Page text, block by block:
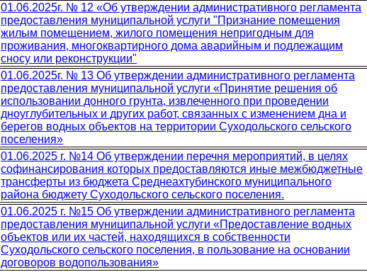
01.06.2025г. № 12 «Об утверждении административного регламента
предоставления муниципальной услуги "Признание помещения
жилым помещением, жилого помещения непригодным для
проживания, многоквартирного дома аварийным и подлежащим
сносу или реконструкции"
01.06.2025г. № 13 Об утверждении административного регламента
предоставления муниципальной услуги «Принятие решения об
использовании донного грунта, извлеченного при проведении
дноуглубительных и других работ, связанных с изменением дна и
берегов водных объектов на территории Суходольского сельского
поселения»
01.06.2025 г. №14 Об утверждении перечня мероприятий, в целях
софинансирования которых предоставляются иные межбюджетные
трансферты из бюджета Среднеахтубинского муниципального
района бюджету Суходольского сельского поселения.
01.06.2025 г. №15 Об утверждении административного регламента
предоставления муниципальной услуги «Предоставление водных
объектов или их частей, находящихся в собственности
Суходольского сельского поселения, в пользование на основании
договоров водопользования»